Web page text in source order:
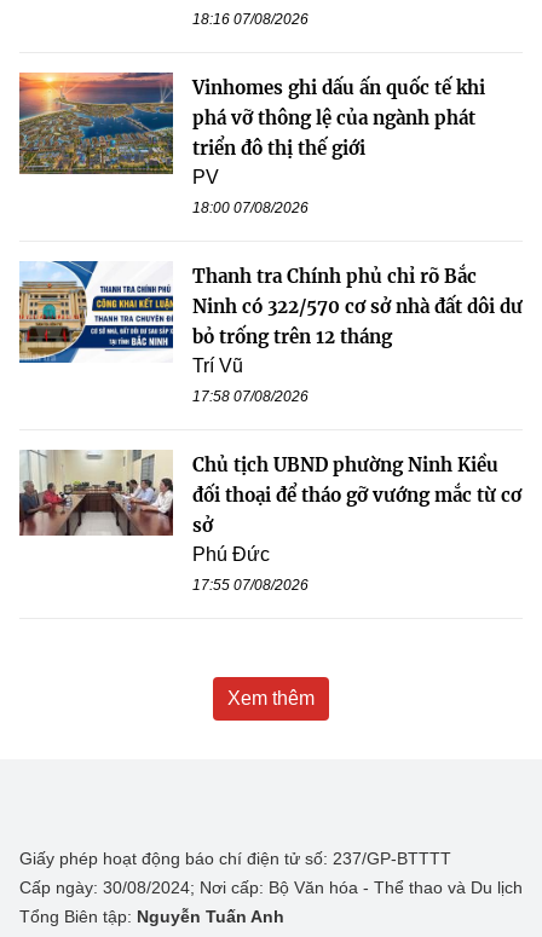
18:16 07/08/2026
Vinhomes ghi dấu ấn quốc tế khi
phá vỡ thông lệ của ngành phát
triển đô thị thế giới
PV
18:00 07/08/2026
Thanh tra Chính phủ chỉ rõ Bắc
Ninh có 322/570 cơ sở nhà đất dôi dư
bỏ trống trên 12 tháng
Trí Vũ
17:58 07/08/2026
Chủ tịch UBND phường Ninh Kiều
đối thoại để tháo gỡ vướng mắc từ cơ
sở
Phú Đức
17:55 07/08/2026
Xem thêm
Giấy phép hoạt động báo chí điện tử số: 237/GP-BTTTT
Cấp ngày: 30/08/2024; Nơi cấp: Bộ Văn hóa - Thể thao và Du lịch
Tổng Biên tập: Nguyễn Tuấn Anh